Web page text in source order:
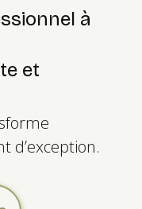
à
et
d’exception.